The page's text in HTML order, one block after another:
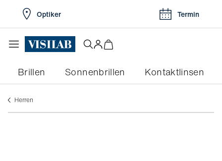
Optiker Termin
Brillen Sonnenbrillen Kontaktlinsen
herren